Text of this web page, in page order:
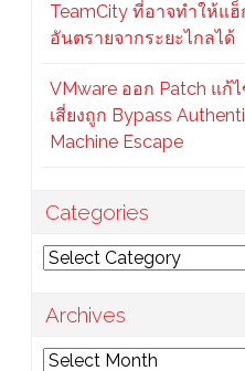
TeamCity ที่อาจทำให้แ
อันตรายจากระยะไกลได้
VMware ออก Patch แก้
เสี่ยงถูก Bypass
Machine Escape
Categories
Categories
Archives
Archives